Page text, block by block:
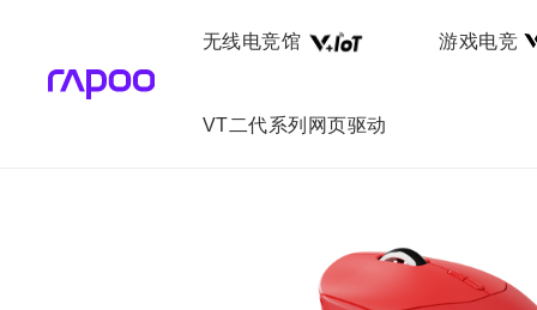
无线电竞馆 游戏电竞
VT二代系列网页驱动